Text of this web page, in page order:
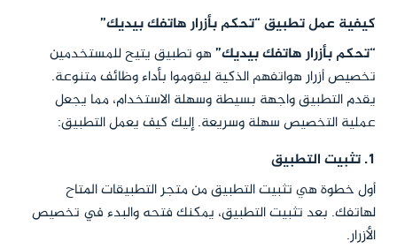
كيفية عمل تطبيق “تحكم بأزرار هاتفك بيديك”
“تحكم بأزرار هاتفك بيديك”هو تطبيق يتيح للمستخدمين
تخصيص أزرار هواتفهم الذكية ليقوموا بأداء وظائف متنوعة.
يقدم التطبيق واجهة بسيطة وسهلة الاستخدام، مما يجعل
عملية التخصيص سهلة وسريعة. إليك كيف يعمل التطبيق:
1. تثبيت التطبيق
أول خطوة هي تثبيت التطبيق من متجر التطبيقات المتاح
لهاتفك. بعد تثبيت التطبيق، يمكنك فتحه والبدء في تخصيص
الأزرار.